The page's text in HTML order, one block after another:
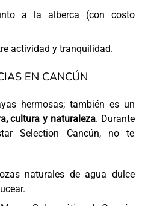
a la alberca (con costo
actividad y tranquilidad.
EN CANCÚN
hermosas; también es un
cultura y naturaleza. Durante
Selection Cancún, no te
naturales de agua dulce